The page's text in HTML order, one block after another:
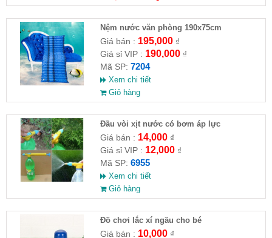
Nệm nước văn phòng 190x75cm
Giá bán : 195,000₫
Giá sỉ VIP : 190,000₫
Mã SP: 7204
Xem chi tiết
Giỏ hàng
Đầu vòi xịt nước có bơm áp lực
Giá bán : 14,000₫
Giá sỉ VIP : 12,000₫
Mã SP: 6955
Xem chi tiết
Giỏ hàng
Đồ chơi lắc xí ngầu cho bé
Giá bán : 10,000₫